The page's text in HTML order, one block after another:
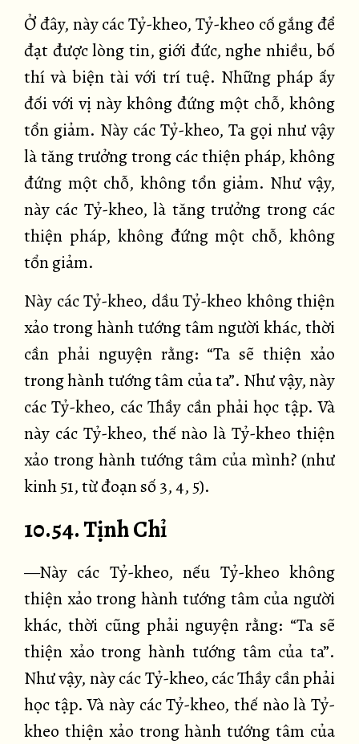
Ở đây, này các Tỷ-kheo, Tỷ-kheo cố gắng để
đạt được lòng tin, giới đức, nghe nhiều, bố
thí và biện tài với trí tuệ. Những pháp ấy
đối với vị này không đứng một chỗ, không
tổn giảm. Này các Tỷ-kheo, Ta gọi như vậy
là tăng trưởng trong các thiện pháp, không
đứng một chỗ, không tổn giảm. Như vậy,
này các Tỷ-kheo, là tăng trưởng trong các
thiện pháp, không đứng một chỗ, không
tổn giảm.
Này các Tỷ-kheo, dầu Tỷ-kheo không thiện
xảo trong hành tướng tâm người khác, thời
cần phải nguyện rằng: “Ta sẽ thiện xảo
trong hành tướng tâm của ta”. Như vậy, này
các Tỷ-kheo, các Thầy cần phải học tập. Và
này các Tỷ-kheo, thế nào là Tỷ-kheo thiện
xảo trong hành tướng tâm của mình? (như
kinh 51, từ đoạn số 3, 4, 5).
10.54. Tịnh Chỉ
—Này các Tỷ-kheo, nếu Tỷ-kheo không
thiện xảo trong hành tướng tâm của người
khác, thời cũng phải nguyện rằng: “Ta sẽ
thiện xảo trong hành tướng tâm của ta”.
Như vậy, này các Tỷ-kheo, các Thầy cần phải
học tập. Và này các Tỷ-kheo, thế nào là Tỷ-
kheo thiện xảo trong hành tướng tâm của